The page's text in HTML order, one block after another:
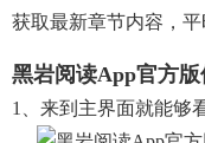
获取最新章节内容，平
黑岩阅读app官方版
1、来到主界面就能够